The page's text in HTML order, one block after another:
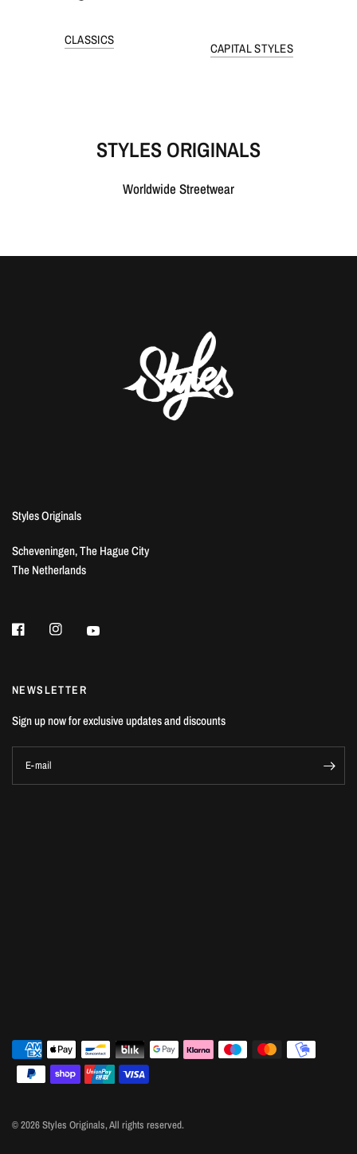
CLASSICS
CAPITAL STYLES
STYLES ORIGINALS
Worldwide Streetwear
Styles Originals
Scheveningen, The Hague City
The Netherlands
NEWSLETTER
Sign up now for exclusive updates and discounts
E-mail
© 2026 Styles Originals, All rights reserved.